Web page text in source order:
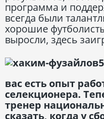
программа и
всегда были
хорошие
выросли, здесь
вас есть опыт
селекционера.
тренер
сказать, когда у